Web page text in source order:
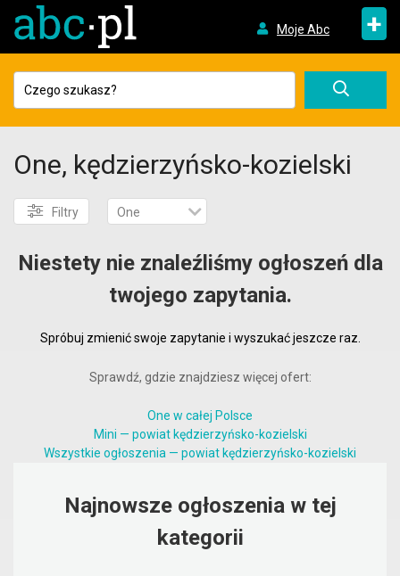
Moje Abc +
One, kędzierzyńsko-kozielski
Filtry One
Niestety nie znaleźliśmy ogłoszeń dla
twojego zapytania.
Spróbuj zmienić swoje zapytanie i wyszukać jeszcze raz.
Sprawdź, gdzie znajdziesz więcej ofert:
One w całej Polsce
Mini — powiat kędzierzyńsko-kozielski
Wszystkie ogłoszenia — powiat kędzierzyńsko-kozielski
Najnowsze ogłoszenia w tej
kategorii